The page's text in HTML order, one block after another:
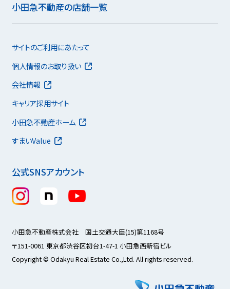
小田急不動産の店舗一覧
公式SNSアカウント
サイトのご利用にあたって
個人情報のお取り扱い
会社情報
キャリア採用サイト
小田急不動産ホーム
すまいValue
小田急不動産株式会社 国土交通大臣(15)第1168号
〒151-0061 東京都渋谷区初台1-47-1 小田急西新宿ビル
Copyright © Odakyu Real Estate Co.,Ltd. All rights reserved.